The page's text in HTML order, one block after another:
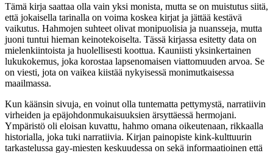
Tämä kirja saattaa olla vain yksi monista, mutta se on muistutus siitä,
että jokaisella tarinalla on voima koskea kirjat ja jättää kestävä
vaikutus. Hahmojen suhteet olivat monipuolisia ja nuansseja, mutta
juoni tuntui hieman keinotekoiselta. Tässä kirjassa esitetty data on
mielenkiintoista ja huolellisesti koottua. Kauniisti yksinkertainen
lukukokemus, joka korostaa lapsenomaisen viattomuuden arvoa. Se
on viesti, jota on vaikea kiistää nykyisessä monimutkaisessa
maailmassa.
Kun käänsin sivuja, en voinut olla tuntematta pettymystä, narratiivin
virheiden ja epäjohdonmukaisuuksien ärsyttäessä hermojani.
Ympäristö oli eloisan kuvattu, hahmo omana oikeutenaan, rikkaalla
historialla, joka tuki narratiivia. Kirjan painopiste kink-kulttuurin
tarkastelussa gay-miesten keskuudessa on sekä informaatioinen että